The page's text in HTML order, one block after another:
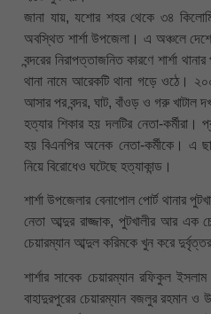
জানা যায়, যশোর শহর থেকে ৩৪
অবস্থিত শার্শা উপজেলা। এ অঞ্চলে
বন্দরের নিরাপত্তাজনিত কারণে শার্শা
থানা নামে আরেকটি থানা গড়ে ওঠে।
আসার পর বন্দর, ঘাট, বাঁওড় ও গরু খাটাল
হত্যার শিকার হয় দলটির নেতা-
হয় বিএনপির অনেক নেতা-কর্মীকে। এ
নিয়ে বিরোধেও ঘটেছে হত্যাকান্ড।
শার্শা উপজেলার বেনাপোল পোর্ট থানার
নেতা আব্দুর রাজ্জাক, পুটখালীর আর এক
চেয়ারম্যান আব্দুল করিমকে খুন করে
শার্শার সাবেক চেয়ারম্যান রফিকুল
বাহাদুরপুরের চেয়ারম্যান বজলুর রহমান ও